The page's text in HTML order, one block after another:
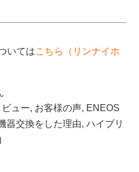
いてはこちら
（リンナイホ
ュー, お客様の声, ENEOS
器交換をした理由,ハイブリ